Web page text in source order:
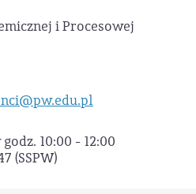
i Procesowej
10:00 - 12:00
(SSPW)